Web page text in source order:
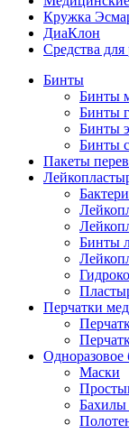
Кружка
ДиаКлон
Средства
Бинты
Бинты
Бинты
Бинты
Бинты
Пакеты
Бинты
Перчатки
Одноразовое
Маски
Бахилы